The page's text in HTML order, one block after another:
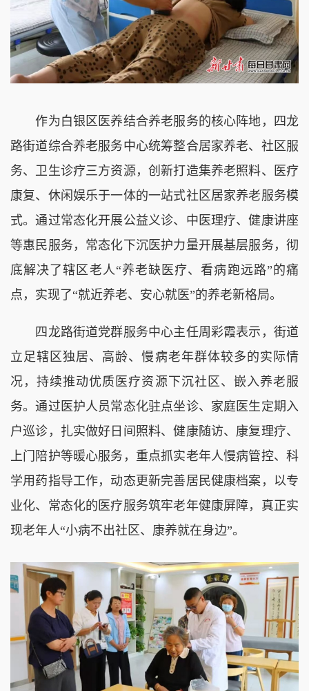
作为白银区医养结合养老服务的核心阵地，四龙
路街道综合养老服务中心统筹整合居家养老、社区服
务、卫生诊疗三方资源，创新打造集养老照料、医疗
康复、休闲娱乐于一体的一站式社区居家养老服务模
式。通过常态化开展公益义诊、中医理疗、健康讲座
等惠民服务，常态化下沉医护力量开展基层服务，彻
底解决了辖区老人“养老缺医疗、看病跑远路”的痛
点，实现了“就近养老、安心就医”的养老新格局。
四龙路街道党群服务中心主任周彩霞表示，街道
立足辖区独居、高龄、慢病老年群体较多的实际情
况，持续推动优质医疗资源下沉社区、嵌入养老服
务。通过医护人员常态化驻点坐诊、家庭医生定期入
户巡诊，扎实做好日间照料、健康随访、康复理疗、
上门陪护等暖心服务，重点抓实老年人慢病管控、科
学用药指导工作，动态更新完善居民健康档案，以专
业化、常态化的医疗服务筑牢老年健康屏障，真正实
现老年人“小病不出社区、康养就在身边”。